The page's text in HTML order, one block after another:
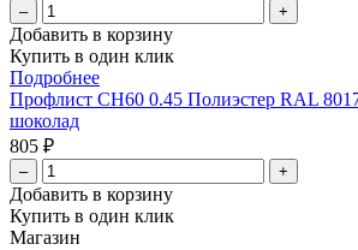
– +
Добавить в корзину
Купить в один клик
Подробнее
Профлист СН60 0.45 Полиэстер RAL
шоколад
805 ₽
– +
Добавить в корзину
Купить в один клик
Магазин